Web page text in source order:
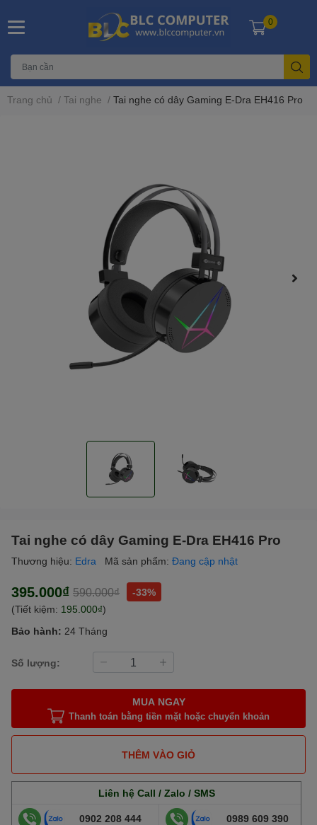
0
Trang chủ / Tai nghe / Tai nghe có dây Gaming E-Dra EH416 Pro
Tai nghe có dây Gaming E-Dra EH416 Pro
Thương hiệu: Edra Mã sản phẩm: Đang cập nhật
395.000₫ 590.000₫
-33%
(Tiết kiệm: 195.000₫)
Bảo hành: 24 Tháng
Số lượng:
MUA NGAY
Thanh toán bằng tiền mặt hoặc chuyển khoản
THÊM VÀO GIỎ
Liên hệ Call / Zalo / SMS
0902 208 444 0989 609 390